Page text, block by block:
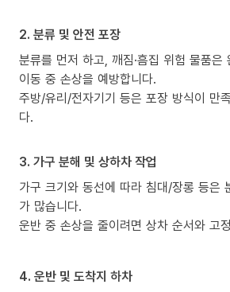
2. 분류 및 안전 포장
분류를 먼저 하고, 깨짐·흠집 위험 물품은
이동 중 손상을 예방합니다.
주방/유리/전자기기 등은 포장 방식이 만
다.
3. 가구 분해 및 상하차 작업
가구 크기와 동선에 따라 침대/장롱 등은
가 많습니다.
운반 중 손상을 줄이려면 상차 순서와 고
4. 운반 및 도착지 하차